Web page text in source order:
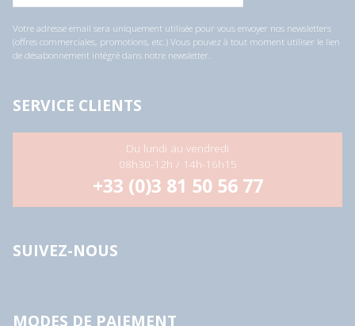
Votre adresse email sera uniquement utilisée pour vous envoyer nos newsletters
(offres commerciales, promotions, etc.) Vous pouvez à tout moment utiliser le lien
de désabonnement intégré dans notre newsletter.
SERVICE CLIENTS
Du lundi au vendredi
08h30-12h / 14h-16h15
+33 (0)3 81 50 56 77
SUIVEZ-NOUS
MODES DE PAIEMENT